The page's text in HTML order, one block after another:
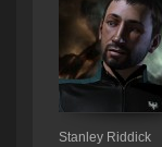
Stanley Riddick